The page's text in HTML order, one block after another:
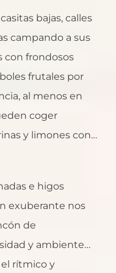
bajas, calles
campando a sus
con frondosos
frutales por
al menos en
coger
y limones con…
e higos
exuberante nos
de
y ambiente…
rítmico y